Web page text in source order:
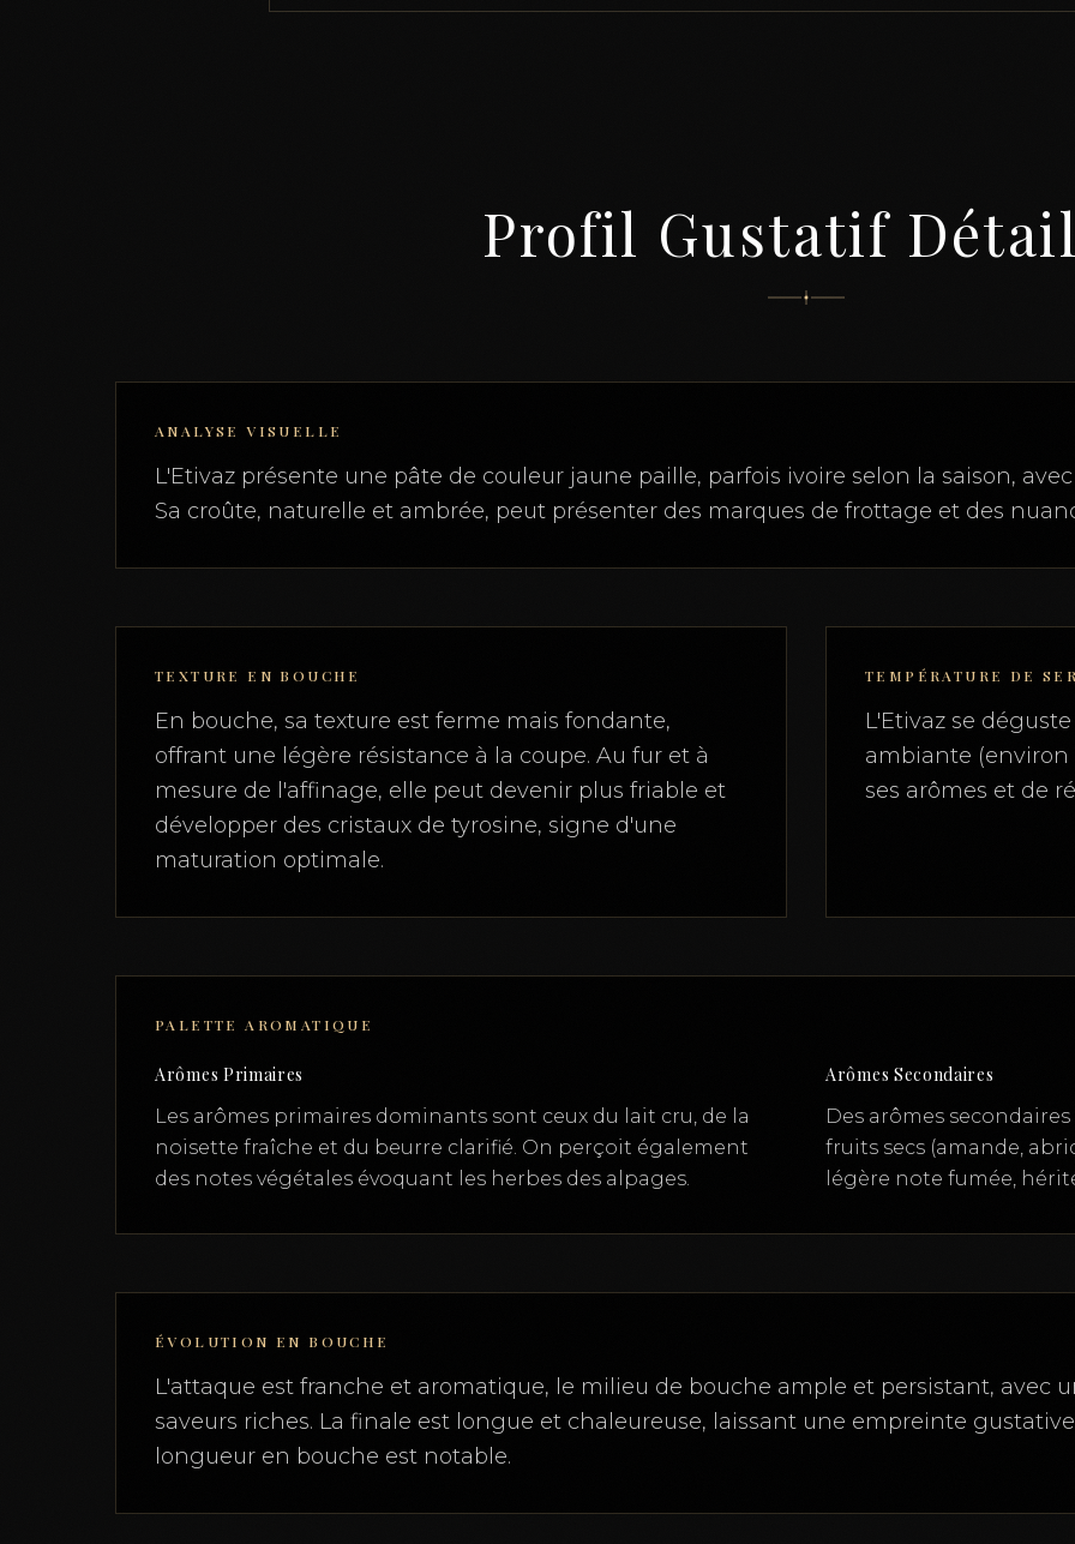
Profil Gustatif
ANALYSE VISUELLE
L'Etivaz présente une pâte de couleur jaune paille, parfois ivoire selon la saison,
Sa croûte, naturelle et ambrée, peut présenter des marques de frottage et des
TEXTURE EN BOUCHE
En bouche, sa texture est ferme mais fondante,
offrant une légère résistance à la coupe. Au fur et à
mesure de l'affinage, elle peut devenir plus friable et
développer des cristaux de tyrosine, signe d'une
maturation optimale.
TEMPÉRATURE DE
L'Etivaz se
ambiante (environ
ses arômes et de
PALETTE AROMATIQUE
Arômes Primaires
Les arômes primaires dominants sont ceux du lait cru, de la
noisette fraîche et du beurre clarifié. On perçoit également
des notes végétales évoquant les herbes des alpages.
Arômes Secondaires
Des arômes
fruits secs (amande,
légère note fumée,
ÉVOLUTION EN BOUCHE
L'attaque est franche et aromatique, le milieu de bouche ample et persistant, avec
saveurs riches. La finale est longue et chaleureuse, laissant une empreinte
longueur en bouche est notable.